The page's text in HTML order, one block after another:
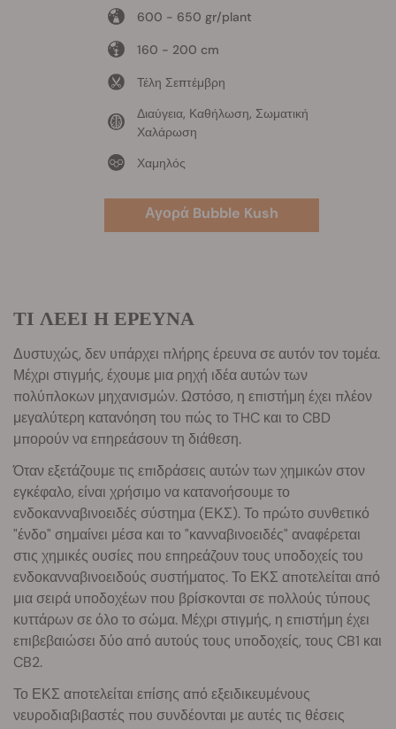
600 - 650 gr/plant
160 - 200 cm
Τέλη Σεπτέμβρη
Διαύγεια, Καθήλωση, Σωματική
Χαλάρωση
Χαμηλός
Αγορά Bubble Kush
ΤΙ ΛΕΕΙ Η ΕΡΕΥΝΑ
Δυστυχώς, δεν υπάρχει πλήρης έρευνα σε αυτόν τον τομέα.
Μέχρι στιγμής, έχουμε μια ρηχή ιδέα αυτών των
πολύπλοκων μηχανισμών. Ωστόσο, η επιστήμη έχει πλέον
μεγαλύτερη κατανόηση του πώς το THC και το CBD
μπορούν να επηρεάσουν τη διάθεση.
Όταν εξετάζουμε τις επιδράσεις αυτών των χημικών στον
εγκέφαλο, είναι χρήσιμο να κατανοήσουμε το
ενδοκανναβινοειδές σύστημα (ΕΚΣ). Το πρώτο συνθετικό
"ένδο" σημαίνει μέσα και το "κανναβινοειδές" αναφέρεται
στις χημικές ουσίες που επηρεάζουν τους υποδοχείς του
ενδοκανναβινοειδούς συστήματος. Το ΕΚΣ αποτελείται από
μια σειρά υποδοχέων που βρίσκονται σε πολλούς τύπους
κυττάρων σε όλο το σώμα. Μέχρι στιγμής, η επιστήμη έχει
επιβεβαιώσει δύο από αυτούς τους υποδοχείς, τους CB1 και
CB2.
Το ΕΚΣ αποτελείται επίσης από εξειδικευμένους
νευροδιαβιβαστές που συνδέονται με αυτές τις θέσεις